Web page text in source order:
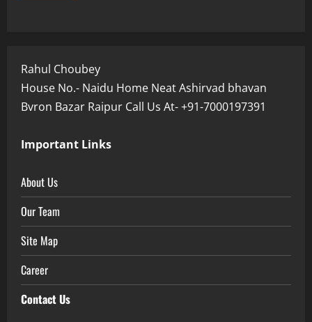
Rahul Choubey
House No.- Naidu Home Neat Ashirvad bhavan
Bvron Bazar Raipur Call Us At- +91-7000197391
Important Links
About Us
Our Team
Site Map
Career
Contact Us